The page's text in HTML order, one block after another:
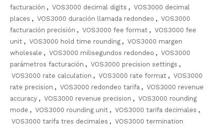
facturación , VOS3000 decimal digits , VOS3000 decimal
places , VOS3000 duración llamada redondeo , VOS3000
facturación precisión , VOS3000 fee format , VOS3000 fee
unit , VOS3000 hold time rounding , VOS3000 margen
wholesale , VOS3000 milisegundos redondeo , VOS3000
parámetros facturación , VOS3000 precision settings ,
VOS3000 rate calculation , VOS3000 rate format , VOS3000
rate precision , VOS3000 redondeo tarifa , VOS3000 revenue
accuracy , VOS3000 revenue precision , VOS3000 rounding
mode , VOS3000 rounding unit , VOS3000 tarifa decimales ,
VOS3000 tarifa tres decimales , VOS3000 termination